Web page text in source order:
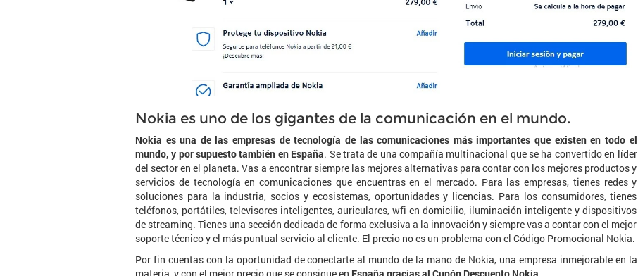
Nokia es uno de los gigantes de la comunicación en el mundo.
Nokia es una de las empresas de tecnología de las comunicaciones más importantes que existen en todo el
mundo, y por supuesto también en España. Se trata de una compañía multinacional que se ha convertido en líder
del sector en el planeta. Vas a encontrar siempre las mejores alternativas para contar con los mejores productos y
servicios de tecnología en comunicaciones que encuentras en el mercado. Para las empresas, tienes redes y
soluciones para la industria, socios y ecosistemas, oportunidades y licencias. Para los consumidores, tienes
teléfonos, portátiles, televisores inteligentes, auriculares, wfi en domicilio, iluminación inteligente y dispositivos
de streaming. Tienes una sección dedicada de forma exclusiva a la innovación y siempre vas a contar con el mejor
soporte técnico y el más puntual servicio al cliente. El precio no es un problema con el Código Promocional Nokia.
Por fin cuentas con la oportunidad de conectarte al mundo de la mano de Nokia, una empresa inmejorable en la